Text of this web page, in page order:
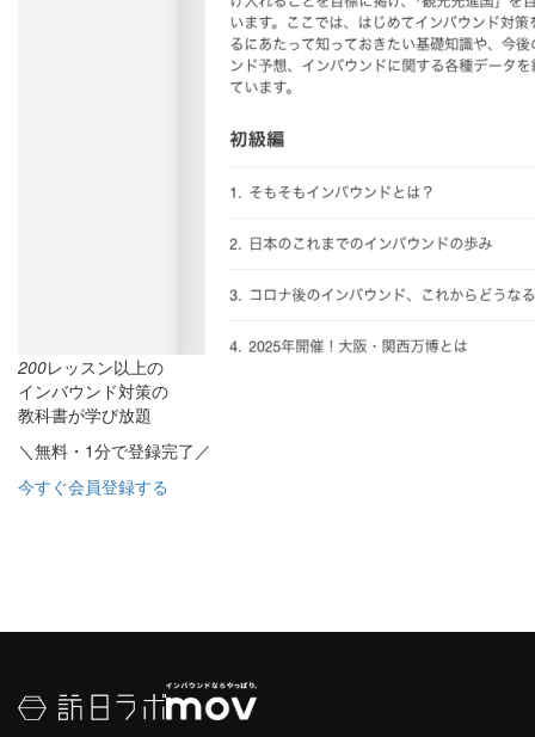
200レッスン以上の
インバウンド対策の
教科書が学び放題
＼無料・1分で登録完了／
今すぐ会員登録する